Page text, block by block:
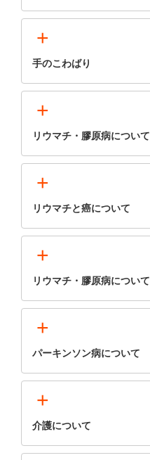
+
手のこわばり
+
リウマチ・膠原病について
+
リウマチと癌について
+
リウマチ・膠原病について
+
パーキンソン病について
+
介護について